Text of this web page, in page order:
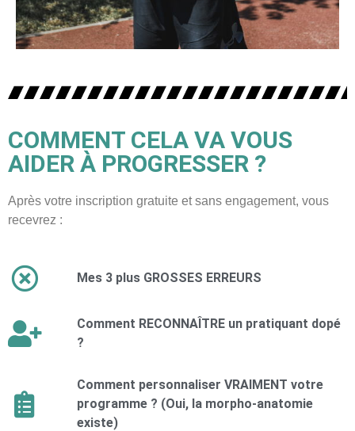
COMMENT CELA VA VOUS
AIDER À PROGRESSER ?
Après votre inscription gratuite et sans engagement, vous
recevrez :
Mes 3 plus GROSSES ERREURS
Comment RECONNAÎTRE un pratiquant dopé
?
Comment personnaliser VRAIMENT votre
programme ? (Oui, la morpho-anatomie
existe)